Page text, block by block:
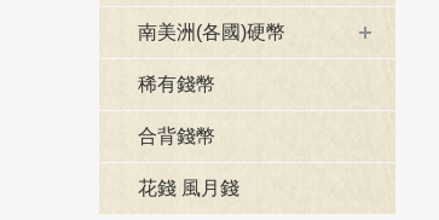
南美洲(各國)硬幣
稀有錢幣
合背錢幣
花錢 風月錢